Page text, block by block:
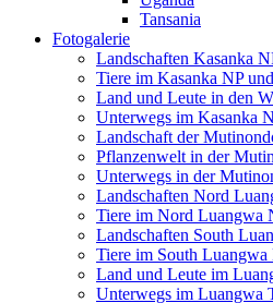
Land und Leute im
Unterwegs im Luangwa
Landschaften Lower
Tiere im Lower Zambezi
Land und Leute am
Nationalparks
Unterwegs im Lower
Unterwegs durchs Land
Land und Leute
Menschen unterwegs mit
Landschaften ausserhalb
Tierbeobachtungen
Die Reise in
Die persönlichen Fotos
Reiseroute